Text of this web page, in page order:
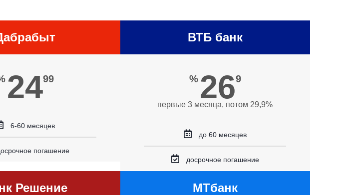
2499
6-60 месяцев
погашение
ВТБ банк
% 269
первые 3 месяца, потом 29,9%
до 60 месяцев
досрочное погашение
Решение МТбанк